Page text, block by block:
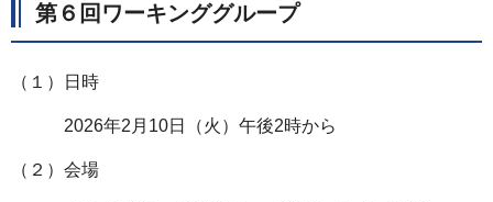
第６回ワーキンググループ
（１）日時
2026年2月10日（火）午後2時から
（２）会場